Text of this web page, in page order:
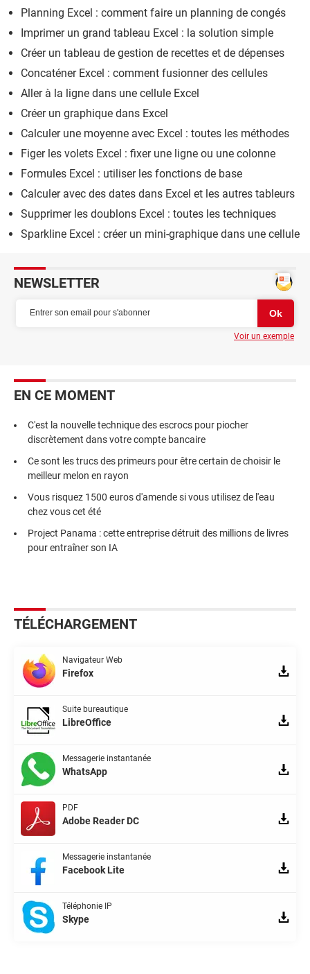
Planning Excel : comment faire un planning de congés
Imprimer un grand tableau Excel : la solution simple
Créer un tableau de gestion de recettes et de dépenses
Concaténer Excel : comment fusionner des cellules
Aller à la ligne dans une cellule Excel
Créer un graphique dans Excel
Calculer une moyenne avec Excel : toutes les méthodes
Figer les volets Excel : fixer une ligne ou une colonne
Formules Excel : utiliser les fonctions de base
Calculer avec des dates dans Excel et les autres tableurs
Supprimer les doublons Excel : toutes les techniques
Sparkline Excel : créer un mini-graphique dans une cellule
NEWSLETTER
Voir un exemple
EN CE MOMENT
C'est la nouvelle technique des escrocs pour piocher
discrètement dans votre compte bancaire
Ce sont les trucs des primeurs pour être certain de choisir le
meilleur melon en rayon
Vous risquez 1500 euros d'amende si vous utilisez de l'eau
chez vous cet été
Project Panama : cette entreprise détruit des millions de livres
pour entraîner son IA
TÉLÉCHARGEMENT
Navigateur Web
Firefox
Suite bureautique
LibreOffice
Messagerie instantanée
WhatsApp
PDF
Adobe Reader DC
Messagerie instantanée
Facebook Lite
Téléphonie IP
Skype